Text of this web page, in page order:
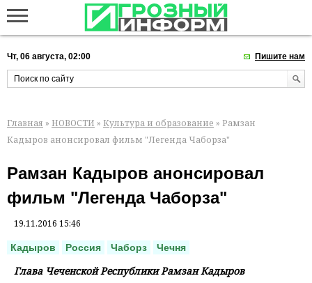
Чт, 06 августа, 02:00 Пишите нам
Главная » НОВОСТИ » Культура и образование » Рамзан
Кадыров анонсировал фильм "Легенда Чаборза"
Рамзан Кадыров анонсировал
фильм "Легенда Чаборза"
19.11.2016 15:46
Кадыров Россия Чаборз Чечня
Глава Чеченской Республики Рамзан Кадыров